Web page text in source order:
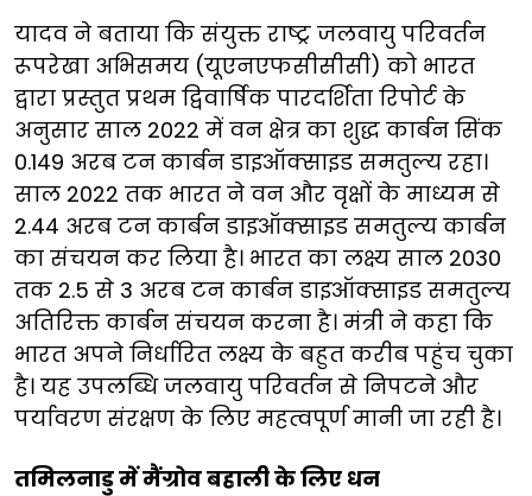
यादव ने बताया कि संयुक्त राष्ट्र जलवायु परिवर्तन
रूपरेखा अभिसमय (यूएनएफसीसीसी) को भारत
द्वारा प्रस्तुत प्रथम द्विवार्षिक पारदर्शिता रिपोर्ट के
अनुसार साल 2022 में वन क्षेत्र का शुद्ध कार्बन सिंक
0.149 अरब टन कार्बन डाइऑक्साइड समतुल्य रहा।
साल 2022 तक भारत ने वन और वृक्षों के माध्यम से
2.44 अरब टन कार्बन डाइऑक्साइड समतुल्य कार्बन
का संचयन कर लिया है। भारत का लक्ष्य साल 2030
तक 2.5 से 3 अरब टन कार्बन डाइऑक्साइड समतुल्य
अतिरिक्त कार्बन संचयन करना है। मंत्री ने कहा कि
भारत अपने निर्धारित लक्ष्य के बहुत करीब पहुंच चुका
है। यह उपलब्धि जलवायु परिवर्तन से निपटने और
पर्यावरण संरक्षण के लिए महत्वपूर्ण मानी जा रही है।
तमिलनाडु में मैंग्रोव बहाली के लिए धन